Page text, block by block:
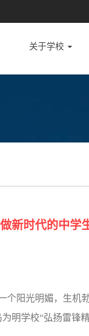
关于学校
新时代的中学
阳光明媚，生机
明学校“弘扬雷锋